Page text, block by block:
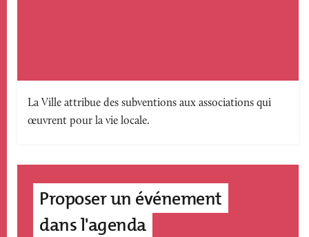
Texte
accroche
La Ville attribue des subventions aux associations qui
œuvrent pour la vie locale.
Proposer un événement
dans l'agenda